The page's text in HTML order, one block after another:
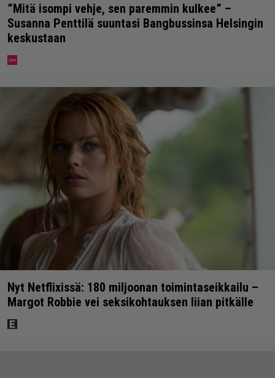
”Mitä isompi vehje, sen paremmin kulkee” –
Susanna Penttilä suuntasi Bangbussinsa Helsingin
keskustaan
Nyt Netflixissä: 180 miljoonan toimintaseikkailu –
Margot Robbie vei seksikohtauksen liian pitkälle